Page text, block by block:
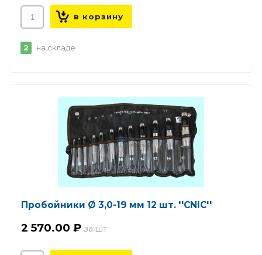
2 на складе
Пробойники Ø 3,0-19 мм 12 шт. ''CNIC''
2 570.00 ₽